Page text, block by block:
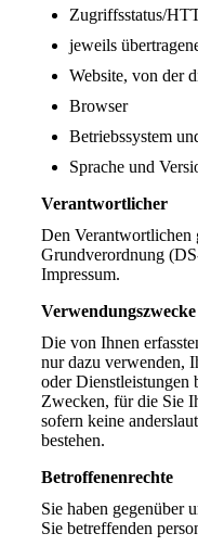
Zugriffsstatus/
jeweils
Website, von der
Browser
Betriebssystem
Sprache und
Verantwortlicher
Den Verantwortlichen
Grundverordnung
Impressum.
Verwendungszwecke
Die von Ihnen
nur dazu verwenden,
oder Dienstleistungen
Zwecken, für die Sie
sofern keine
bestehen.
Betroffenenrechte
Sie haben gegenüber
Sie betreffenden